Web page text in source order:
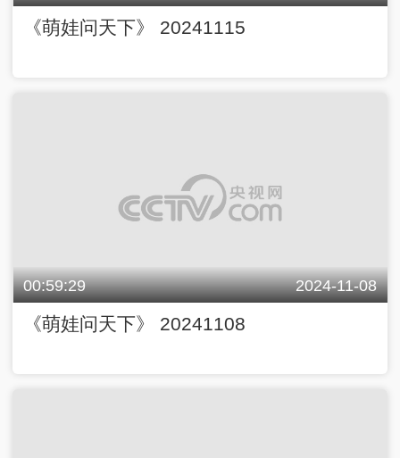
《萌娃问天下》 20241115
00:59:29 2024-11-08
《萌娃问天下》 20241108